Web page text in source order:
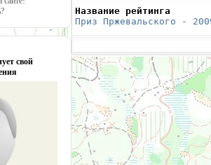
свой
Название рейтинга
Приз Пржевальского -